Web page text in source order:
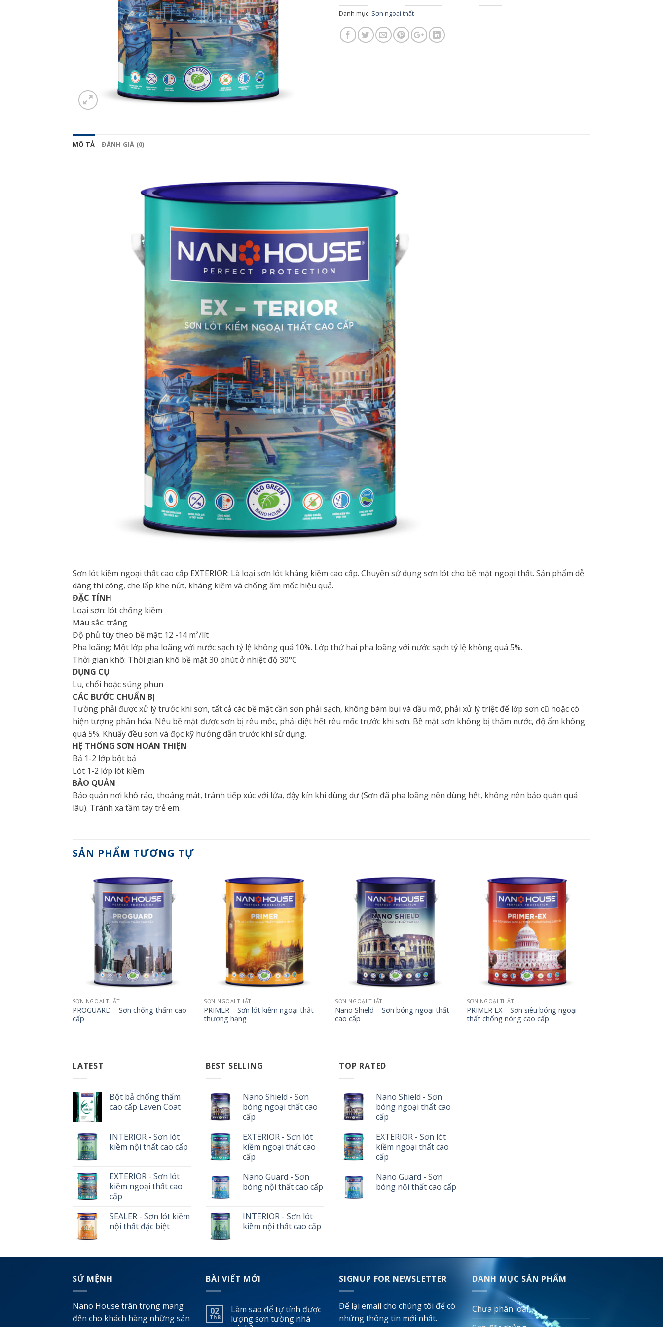
Danh mục: Sơn ngoại thất
MÔ TẢ ĐÁNH GIÁ (0)
Sơn lót kiềm ngoại thất cao cấp EXTERIOR: Là loại sơn lót kháng kiềm cao cấp. Chuyên sử dụng sơn lót cho bề mặt ngoại thất. Sản phẩm dễ
dàng thi công, che lấp khe nứt, kháng kiềm và chống ẩm mốc hiệu quả.
ĐẶC TÍNH
Loại sơn: lót chống kiềm
Màu sắc: trắng
Độ phủ tùy theo bề mặt: 12 -14 m²/lít
Pha loãng: Một lớp pha loãng với nước sạch tỷ lệ không quá 10%. Lớp thứ hai pha loãng với nước sạch tỷ lệ không quá 5%.
Thời gian khô: Thời gian khô bề mặt 30 phút ở nhiệt độ 30°C
DỤNG CỤ
Lu, chổi hoặc súng phun
CÁC BƯỚC CHUẨN BỊ
Tường phải được xử lý trước khi sơn, tất cả các bề mặt cần sơn phải sạch, không bám bụi và dầu mỡ, phải xử lý triệt để lớp sơn cũ hoặc có
hiện tượng phân hóa. Nếu bề mặt được sơn bị rêu mốc, phải diệt hết rêu mốc trước khi sơn. Bề mặt sơn không bị thấm nước, độ ẩm không
quá 5%. Khuấy đều sơn và đọc kỹ hướng dẫn trước khi sử dụng.
HỆ THỐNG SƠN HOÀN THIỆN
Bả 1-2 lớp bột bả
Lót 1-2 lớp lót kiềm
BẢO QUẢN
Bảo quản nơi khô ráo, thoáng mát, tránh tiếp xúc với lửa, đậy kín khi dùng dư (Sơn đã pha loãng nên dùng hết, không nên bảo quản quá
lâu). Tránh xa tầm tay trẻ em.
SẢN PHẨM TƯƠNG TỰ
SƠN NGOẠI THẤT
PROGUARD – Sơn chống thấm cao
cấp
SƠN NGOẠI THẤT
PRIMER – Sơn lót kiềm ngoại thất
thượng hạng
SƠN NGOẠI THẤT
Nano Shield – Sơn bóng ngoại thất
cao cấp
SƠN NGOẠI THẤT
PRIMER EX – Sơn siêu bóng ngoại
thất chống nóng cao cấp
LATEST
Bột bả chống thấm
cao cấp Laven Coat
INTERIOR - Sơn lót
kiềm nội thất cao cấp
EXTERIOR - Sơn lót
kiềm ngoại thất cao
cấp
SEALER - Sơn lót kiềm
nội thất đặc biệt
BEST SELLING
Nano Shield - Sơn
bóng ngoại thất cao
cấp
EXTERIOR - Sơn lót
kiềm ngoại thất cao
cấp
Nano Guard - Sơn
bóng nội thất cao cấp
INTERIOR - Sơn lót
kiềm nội thất cao cấp
TOP RATED
Nano Shield - Sơn
bóng ngoại thất cao
cấp
EXTERIOR - Sơn lót
kiềm ngoại thất cao
cấp
Nano Guard - Sơn
bóng nội thất cao cấp
SỨ MỆNH
Nano House trân trọng mang
đến cho khách hàng những sản
BÀI VIẾT MỚI
02
Th8
Làm sao để tự tính được
lượng sơn tường nhà
SIGNUP FOR NEWSLETTER
Để lại email cho chúng tôi để có
nhứng thông tin mới nhất.
DANH MỤC SẢN PHẨM
Chưa phân loại